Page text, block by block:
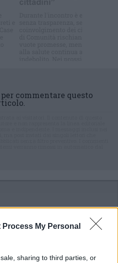
Process My Personal
sharing to third parties, or
per commentare questo